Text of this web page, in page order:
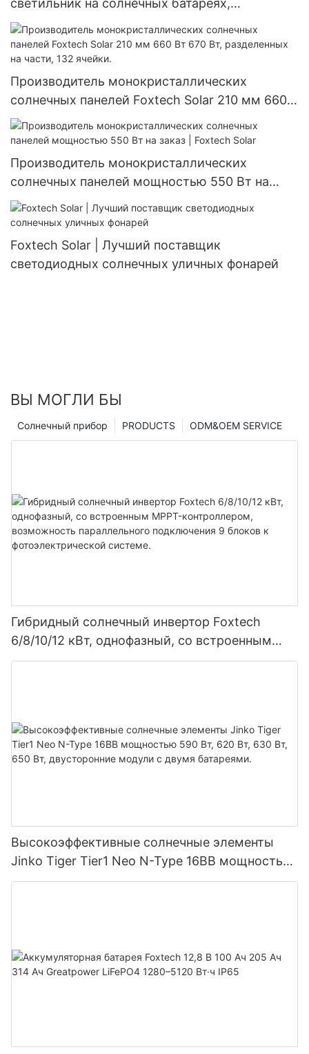
светильник на солнечных батареях,
алюминиевый, водонепроницаемый IP66,
мощностью 60 Вт, 80 Вт, 100 Вт.
Производитель монокристаллических
солнечных панелей Foxtech Solar 210 мм 660
Вт 670 Вт, разделенных на части, 132 ячейки.
Производитель монокристаллических
солнечных панелей мощностью 550 Вт на
заказ | Foxtech Solar
Foxtech Solar | Лучший поставщик
светодиодных солнечных уличных фонарей
ВЫ МОГЛИ БЫ
ODM&OEM SERVICE
PRODUCTS
Солнечный прибор
Гибридный солнечный инвертор Foxtech
6/8/10/12 кВт, однофазный, со встроенным
MPPT-контроллером, возможность
Высокоэффективные солнечные элементы
Jinko Tiger Tier1 Neo N-Type 16BB мощностью
590 Вт, 620 Вт, 630 Вт, 650 Вт, двусторонние